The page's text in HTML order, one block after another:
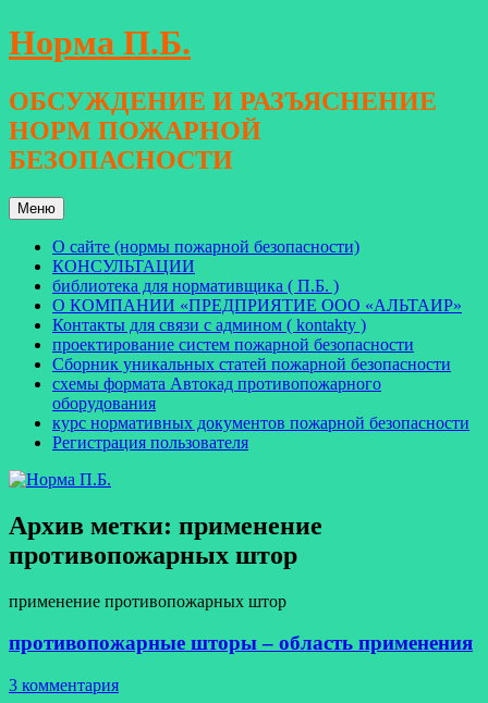
Перейти
к
Норма П.Б.
ОБСУЖДЕНИЕ И РАЗЪЯСНЕНИЕ
НОРМ ПОЖАРНОЙ
БЕЗОПАСНОСТИ
Меню
О сайте (нормы пожарной безопасности)
КОНСУЛЬТАЦИИ
библиотека для нормативщика ( П.Б. )
О КОМПАНИИ «ПРЕДПРИЯТИЕ ООО «АЛЬТАИР»
Контакты для связи с админом ( kontakty )
проектирование систем пожарной безопасности
Сборник уникальных статей пожарной безопасности
схемы формата Автокад противопожарного
оборудования
курс нормативных документов пожарной безопасности
Регистрация пользователя
Архив метки: применение
противопожарных штор
применение противопожарных штор
противопожарные шторы – область применения
3 комментария